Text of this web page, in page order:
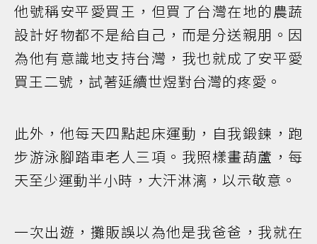
他號稱安平愛買王，但買了台灣在地的農蔬
設計好物都不是給自己，而是分送親朋。因
為他有意識地支持台灣，我也就成了安平愛
買王二號，試著延續世煜對台灣的疼愛。
此外，他每天四點起床運動，自我鍛鍊，跑
步游泳腳踏車老人三項。我照樣畫葫蘆，每
天至少運動半小時，大汗淋漓，以示敬意。
一次出遊，攤販誤以為他是我爸爸，我就在